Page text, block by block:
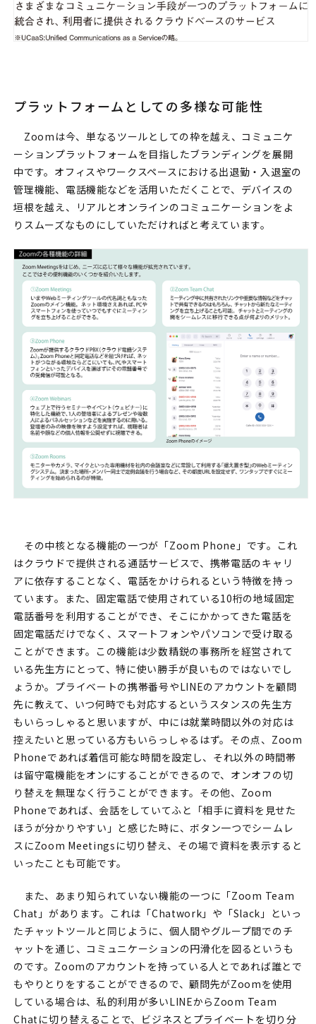
プラットフォームとしての多様な可能性
Zoomは今、単なるツールとしての枠を越え、コミュニケ
ーションプラットフォームを目指したブランディングを展開
中です。オフィスやワークスペースにおける出退勤・入退室の
管理機能、電話機能などを活用いただくことで、デバイスの
垣根を越え、リアルとオンラインのコミュニケーションをよ
りスムーズなものにしていただければと考えています。
その中核となる機能の一つが「Zoom Phone」です。これ
はクラウドで提供される通話サービスで、携帯電話のキャリ
アに依存することなく、電話をかけられるという特徴を持っ
ています。また、固定電話で使用されている10桁の地域固定
電話番号を利用することができ、そこにかかってきた電話を
固定電話だけでなく、スマートフォンやパソコンで受け取る
ことができます。この機能は少数精鋭の事務所を経営されて
いる先生方にとって、特に使い勝手が良いものではないでし
ょうか。プライベートの携帯番号やLINEのアカウントを顧問
先に教えて、いつ何時でも対応するというスタンスの先生方
もいらっしゃると思いますが、中には就業時間以外の対応は
控えたいと思っている方もいらっしゃるはず。その点、Zoom
Phoneであれば着信可能な時間を設定し、それ以外の時間帯
は留守電機能をオンにすることができるので、オンオフの切
り替えを無理なく行うことができます。その他、Zoom
Phoneであれば、会話をしていてふと「相手に資料を見せた
ほうが分かりやすい」と感じた時に、ボタン一つでシームレ
スにZoom Meetingsに切り替え、その場で資料を表示すると
いったことも可能です。
また、あまり知られていない機能の一つに「Zoom Team
Chat」があります。これは「Chatwork」や「Slack」といっ
たチャットツールと同じように、個人間やグループ間でのチ
ャットを通じ、コミュニケーションの円滑化を図るというも
のです。Zoomのアカウントを持っている人とであれば誰とで
もやりとりをすることができるので、顧問先がZoomを使用
している場合は、私的利用が多いLINEからZoom Team
Chatに切り替えることで、ビジネスとプライベートを切り分